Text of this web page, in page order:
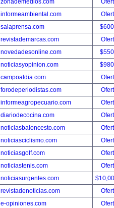
zonademedios.com
informeambiental.com
salaprensa.com
revistademarcas.com
novedadesonline.com
noticiasyopinion.com
campoaldia.com
forodeperiodistas.com
informeagropecuario.com
diariodecocina.com
noticiasbaloncesto.com
noticiasciclismo.com
noticiasgolf.com
noticiastenis.com
noticiasurgentes.com
revistadenoticias.com
e-opiniones.com